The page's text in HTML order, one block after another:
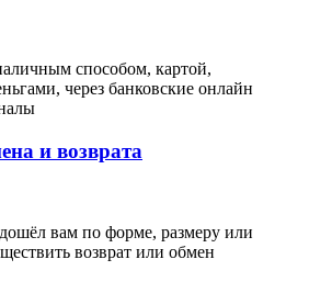
способом, картой,
через банковские онлайн
и возврата
вам по форме, размеру или
возврат или обмен